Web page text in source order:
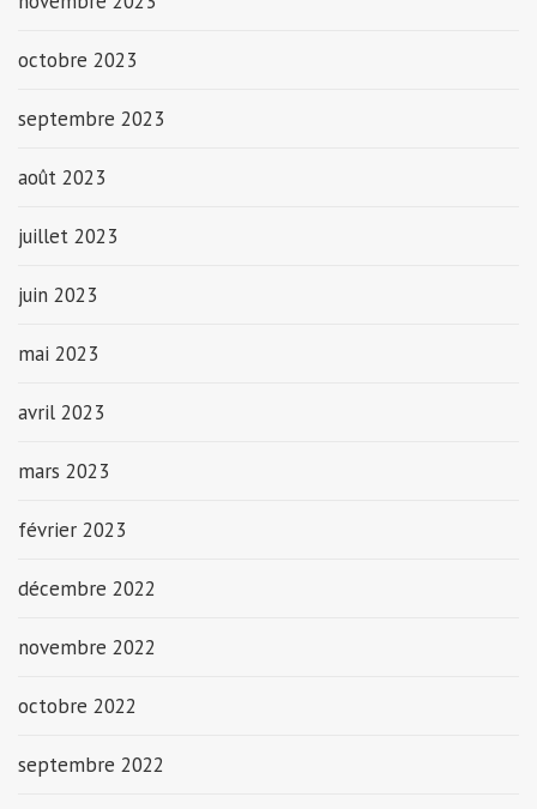
octobre 2023
septembre 2023
août 2023
juillet 2023
juin 2023
mai 2023
avril 2023
mars 2023
février 2023
décembre 2022
novembre 2022
octobre 2022
septembre 2022